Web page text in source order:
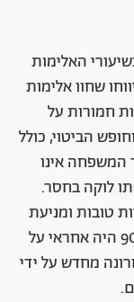
האלימות
כל 100 נשים דיווחו שחוו אלימות
חמורות על
הביטוי, כולל
המשפחה אינו
לוקה בחסר.
טובות ומניעת
פריצות" – גוף שנסגר לאחר שבשנות ה-90 היה אחראי על
מחדש על ידי